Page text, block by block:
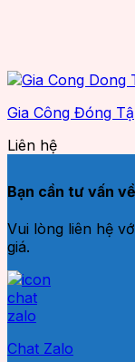
Gia Công Đóng
Liên hệ
Bạn cần tư vấn
Vui lòng liên hệ
giá.
Chat Zalo